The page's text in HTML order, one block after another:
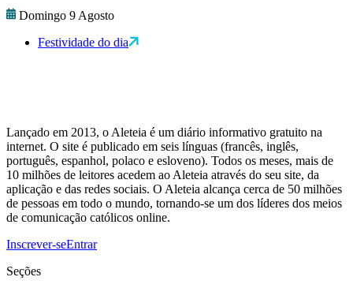
Domingo 9 Agosto
Festividade do dia
Lançado em 2013, o Aleteia é um diário informativo gratuito na
internet. O site é publicado em seis línguas (francês, inglês,
português, espanhol, polaco e esloveno). Todos os meses, mais de
10 milhões de leitores acedem ao Aleteia através do seu site, da
aplicação e das redes sociais. O Aleteia alcança cerca de 50 milhões
de pessoas em todo o mundo, tornando-se um dos líderes dos meios
de comunicação católicos online.
Inscrever-seEntrar
Seções